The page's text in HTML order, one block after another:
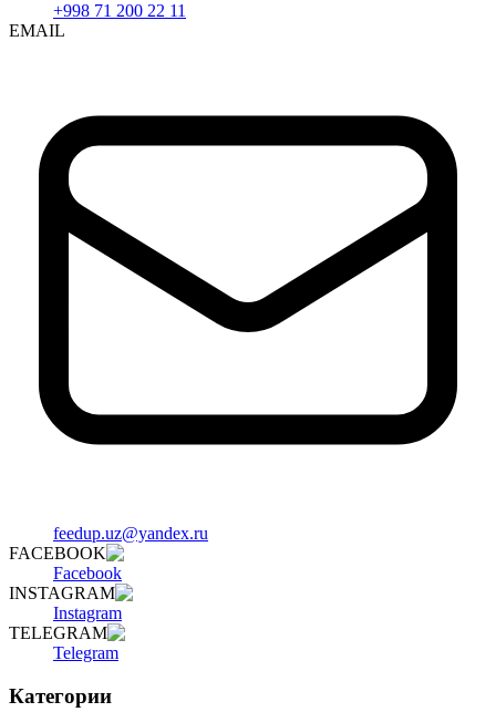
+998 71 200 22 11
EMAIL
feedup.uz@yandex.ru
FACEBOOK
Facebook
INSTAGRAM
Instagram
TELEGRAM
Telegram
Категории